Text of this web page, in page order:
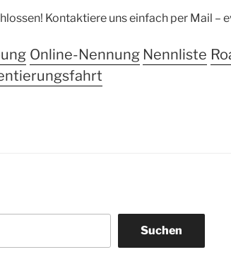
Kontaktiere uns einfach per Mail –
Online-Nennung Nennliste
Suchen